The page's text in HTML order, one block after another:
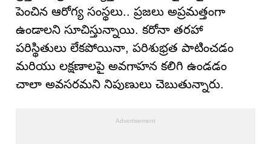
పెంచిన ఆరోగ్య సంస్థలు.. ప్రజలు అప్రమత్తంగా
ఉండాలని సూచిస్తున్నాయి. కరోనా తరహా
పరిస్థితులు లేకపోయినా, పరిశుభ్రత పాటించడం
మరియు లక్షణాలపై అవగాహన కలిగి ఉండడం
చాలా అవసరమని నిపుణులు చెబుతున్నారు.